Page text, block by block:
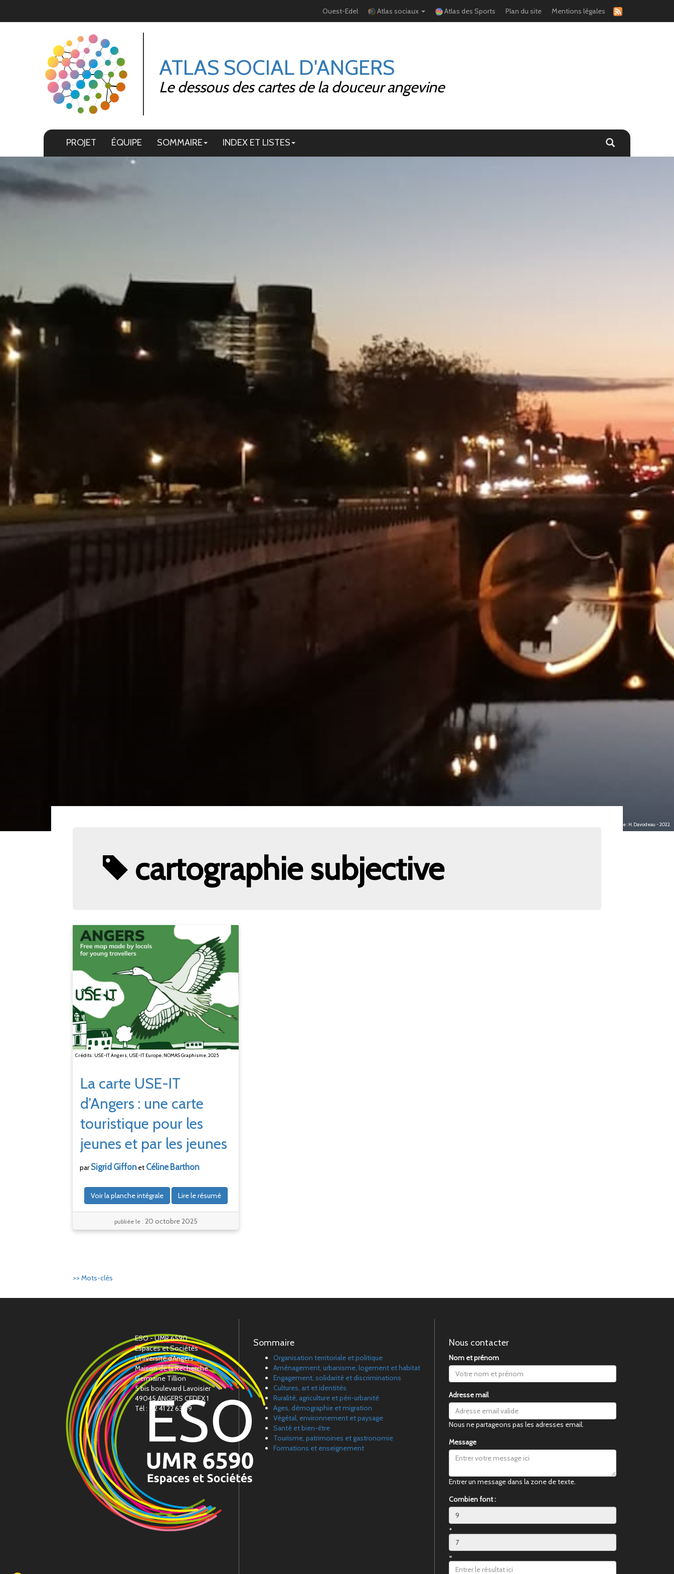
Ouest-Edel Atlas sociaux Atlas des Sports Plan du site Mentions légales
ATLAS SOCIAL D'ANGERS
Le dessous des cartes de la douceur angevine
PROJET ÉQUIPE SOMMAIRE INDEX ET LISTES
Image : H. Davodeau - 2022.
cartographie subjective
Crédits : USE-IT Angers, USE-IT Europe, NOMAS Graphisme, 2025
La carte USE-IT
d’Angers : une carte
touristique pour les
jeunes et par les jeunes
parSigrid Giffonet Céline Barthon
Voir la planche intégrale Lire le résumé
publiée le : 20 octobre 2025
>> Mots-clés
ESO - UMR 6590
Espaces et Sociétés
Université d'Angers
Maison de la Recherche
Germaine Tillion
5 bis boulevard Lavoisier
49045 ANGERS CEDEX 1
Tél : 02 41 22 63 49
Sommaire
Organisation territoriale et politique
Aménagement, urbanisme, logement et habitat
Engagement, solidarité et discriminations
Cultures, art et identités
Ruralité, agriculture et péri-urbanité
Ages, démographie et migration
Végétal, environnement et paysage
Santé et bien-être
Tourisme, patrimoines et gastronomie
Formations et enseignement
Nous contacter
Nom et prénom
Adresse mail
Nous ne partageons pas les adresses email.
Message
Entrer un message dans la zone de texte.
Combien font :
+
=